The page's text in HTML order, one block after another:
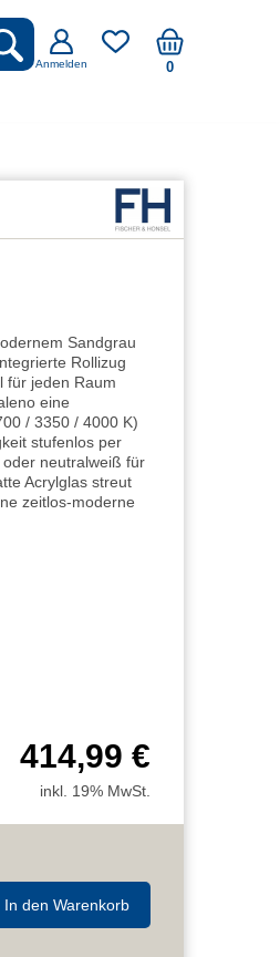
Anmelden 0
Sandgrau
Rollizug
für jeden Raum
eine
/ 3350 / 4000 K)
stufenlos per
neutralweiß für
Acrylglas streut
zeitlos-moderne
414,99 €
inkl. 19% MwSt.
In den Warenkorb